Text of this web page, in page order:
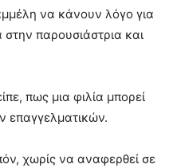
να κάνουν λόγο για
παρουσιάστρια και
πως μια φιλία μπορεί
επαγγελματικών.
χωρίς να αναφερθεί σε